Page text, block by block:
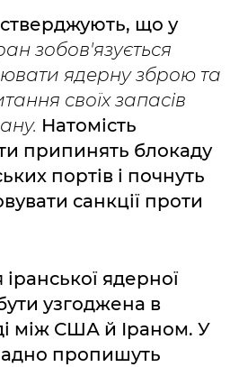
що у
зобов'язується
ядерну зброю та
своїх запасів
Натомість
припинять блокаду
портів і почнуть
санкції проти
ядерної
узгоджена в
між США й Іраном. У
пропишуть